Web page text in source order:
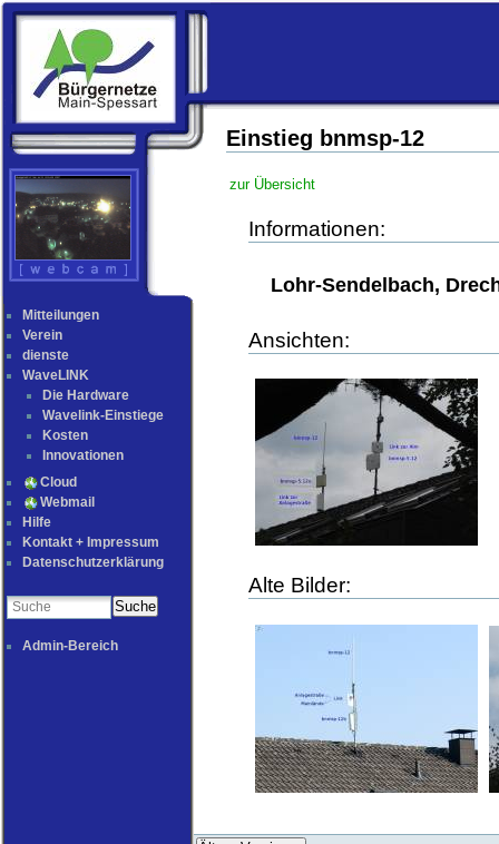
Einstieg bnmsp-12
zur Übersicht
Informationen:
Lohr-Sendelbach,
Ansichten:
Alte Bilder:
Mitteilungen
Verein
dienste
WaveLINK
Die Hardware
Wavelink-Einstiege
Kosten
Innovationen
Cloud
Webmail
Hilfe
Kontakt + Impressum
Datenschutzerklärung
Suche
Admin-Bereich